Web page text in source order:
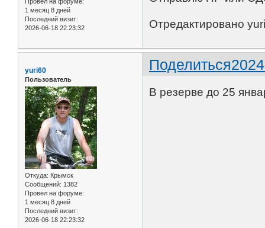
1 месяц 8 дней
Последний визит:
2026-06-18 22:23:32
Отредактировано
Поделиться
yuri60
Пользователь
Откуда: Крымск
Сообщений: 1382
Провел на форуме:
1 месяц 8 дней
Последний визит:
2026-06-18 22:23:32
В резерве до 25